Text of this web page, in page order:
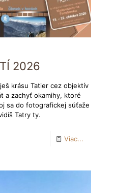
2026
krásu Tatier cez objektív
a zachyť okamihy, ktoré
sa do fotografickej súťaže
Tatry ty.
Viac...